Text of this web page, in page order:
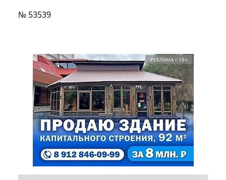
№ 53539
РЕКЛАМА • 18+